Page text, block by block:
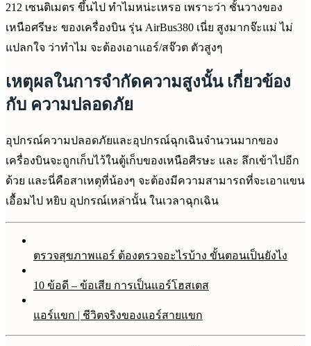
212 เซนติเมตร ขึ้นไป ทำไมหน่ะเหรอ เพราะว่า ชั้นวางของ
เหนือศรีษะ ของเครื่องบิน รุ่น AirBus380 เนี่ย สูงมากจ๊ะแม่ ไม่
แปลกใจ ว่าทำไม จะต้องเอาแอร์/สจ๊วต ตัวสูงๆ
เหตุผลในการจำกัดความสูงนั้น เกี่ยวข้อง
กับ ความปลอดภัย
อุปกรณ์ความปลอดภัยและอุปกรณ์ฉุกเฉินจำนวนมากของ
เครื่องบินจะถูกเก็บไว้ในตู้เก็บของเหนือศีรษะ และ ลึกเข้าไปอีก
ด้วย และนี่คือสาเหตุที่น้องๆ จะต้องมีความสามารถที่จะเอาแขน
เอื้อมไป หยิบ อุปกรณ์เหล่านั้น ในเวลาฉุกเฉิน
ตรวจสุขภาพแอร์ ต้องตรวจอะไรบ้าง ขั้นตอนเป็นยังไง
10 ข้อดี – ข้อเสีย การเป็นแอร์โฮสเตส
แอร์แขก | ชีวิตจริงของแอร์สายแขก